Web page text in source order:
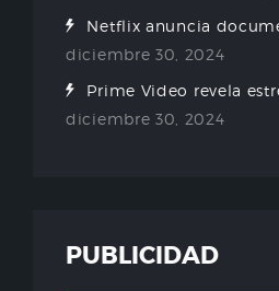
Netflix anuncia
diciembre 30, 2024
Prime Video revela
diciembre 30, 2024
PUBLICIDAD